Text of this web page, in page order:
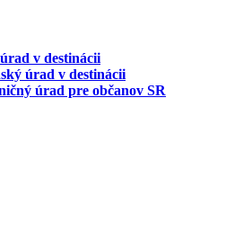
v destinácii
úrad v destinácii
úrad pre občanov SR